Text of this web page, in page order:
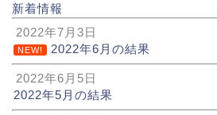
新着情報
2022年7月3日
NEW! 2022年6月の結果
2022年6月5日
2022年5月の結果